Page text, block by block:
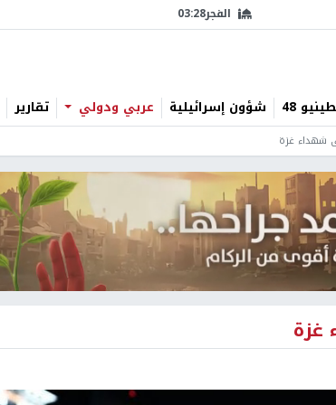
الفجر03:28
48 شؤون إسرائيلية عربي ودولي تقارير
شهداء غزة
غزة